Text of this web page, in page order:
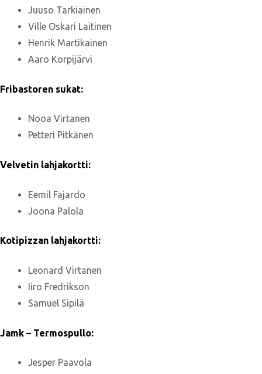
Juuso Tarkiainen
Ville Oskari Laitinen
Henrik Martikainen
Aaro Korpijärvi
Fribastoren sukat:
Nooa Virtanen
Petteri Pitkänen
Velvetin lahjakortti:
Eemil Fajardo
Joona Palola
Kotipizzan lahjakortti:
Leonard Virtanen
Iiro Fredrikson
Samuel Sipilä
Jamk – Termospullo:
Jesper Paavola